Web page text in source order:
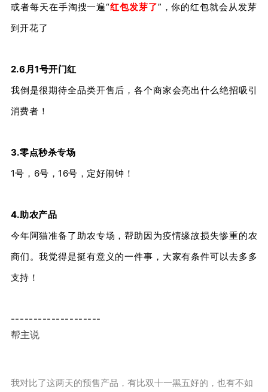
或者每天在手淘搜一遍“红包发芽了”，你的红包就会从发芽
到开花了
2.6月1号开门红
我倒是很期待全品类开售后，各个商家会亮出什么绝招吸引
消费者！
3.零点秒杀专场
1号，6号，16号，定好闹钟！
4.助农产品
今年阿猫准备了助农专场，帮助因为疫情缘故损失惨重的农
商们。我觉得是挺有意义的一件事，大家有条件可以去多多
支持！
--------------------
帮主说
我对比了这两天的预售产品，有比双十一黑五好的，也有不如